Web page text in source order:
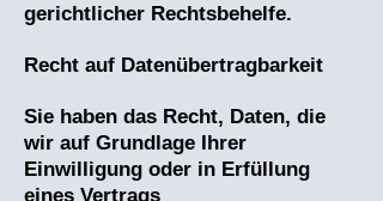
gerichtlicher Rechtsbehelfe.
Recht auf Datenübertragbarkeit
Sie haben das Recht, Daten, die
wir auf Grundlage Ihrer
Einwilligung oder in Erfüllung
eines Vertrags